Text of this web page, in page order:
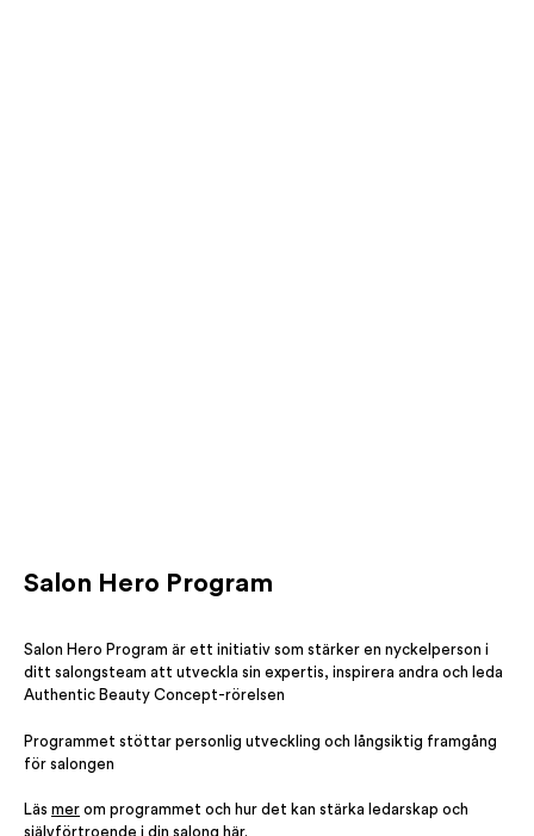
Salon Hero Program
Salon Hero Program är ett initiativ som stärker en nyckelperson i
ditt salongsteam att utveckla sin expertis, inspirera andra och leda
Authentic Beauty Concept-rörelsen
Programmet stöttar personlig utveckling och långsiktig framgång
för salongen
Läs mer om programmet och hur det kan stärka ledarskap och
självförtroende i din salong här.